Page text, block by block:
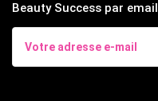
Beauty Success par email